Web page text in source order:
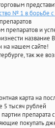
№ 1 в борьбе
препаратов и
название
на нашем сайте!
так же
карта на
5 тысяч рублей
препарата
покупать